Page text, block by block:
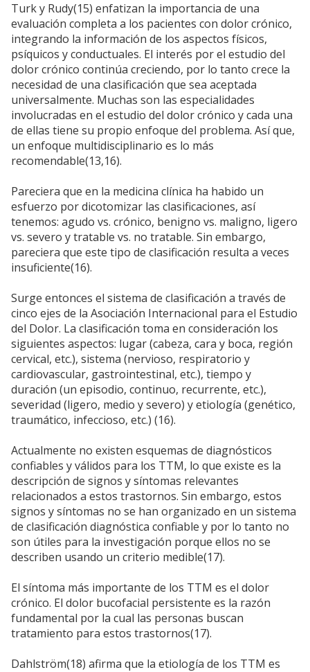
Turk y Rudy(15) enfatizan la importancia de una
evaluación completa a los pacientes con dolor crónico,
integrando la información de los aspectos físicos,
psíquicos y conductuales. El interés por el estudio del
dolor crónico continúa creciendo, por lo tanto crece la
necesidad de una clasificación que sea aceptada
universalmente. Muchas son las especialidades
involucradas en el estudio del dolor crónico y cada una
de ellas tiene su propio enfoque del problema. Así que,
un enfoque multidisciplinario es lo más
recomendable(13,16).
Pareciera que en la medicina clínica ha habido un
esfuerzo por dicotomizar las clasificaciones, así
tenemos: agudo vs. crónico, benigno vs. maligno, ligero
vs. severo y tratable vs. no tratable. Sin embargo,
pareciera que este tipo de clasificación resulta a veces
insuficiente(16).
Surge entonces el sistema de clasificación a través de
cinco ejes de la Asociación Internacional para el Estudio
del Dolor. La clasificación toma en consideración los
siguientes aspectos: lugar (cabeza, cara y boca, región
cervical, etc.), sistema (nervioso, respiratorio y
cardiovascular, gastrointestinal, etc.), tiempo y
duración (un episodio, continuo, recurrente, etc.),
severidad (ligero, medio y severo) y etiología (genético,
traumático, infeccioso, etc.) (16).
Actualmente no existen esquemas de diagnósticos
confiables y válidos para los TTM, lo que existe es la
descripción de signos y síntomas relevantes
relacionados a estos trastornos. Sin embargo, estos
signos y síntomas no se han organizado en un sistema
de clasificación diagnóstica confiable y por lo tanto no
son útiles para la investigación porque ellos no se
describen usando un criterio medible(17).
El síntoma más importante de los TTM es el dolor
crónico. El dolor bucofacial persistente es la razón
fundamental por la cual las personas buscan
tratamiento para estos trastornos(17).
Dahlström(18) afirma que la etiología de los TTM es